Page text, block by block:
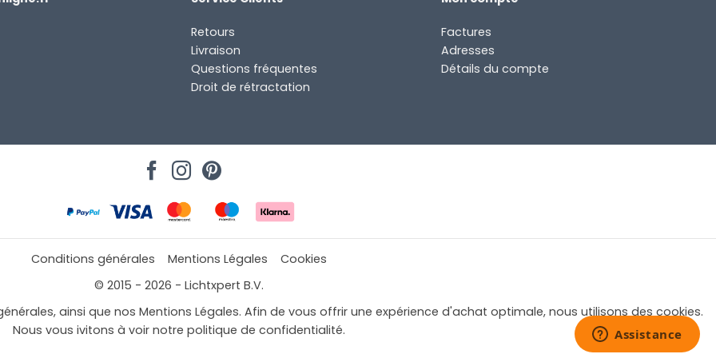
Retours
Livraison
Questions fréquentes
Droit de rétractation
Factures
Adresses
Détails du compte
Conditions générales Mentions Légales
Cookies
© 2015 - 2026 - Lichtxpert B.V.
ainsi que nos Mentions Légales. Afin de vous offrir une expérience d'achat optimale, nous utilisons des cookies.
Nous vous ivitons à voir notre politique de confidentialité.